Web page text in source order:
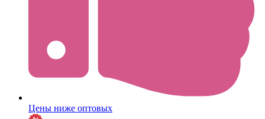
Цены ниже оптовых